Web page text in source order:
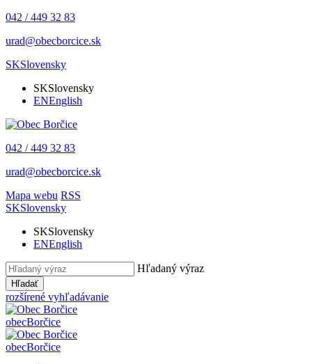
042 / 449 32 83
urad@obecborcice.sk
SKSlovensky
SKSlovensky
ENEnglish
042 / 449 32 83
urad@obecborcice.sk
Mapa webu RSS
SKSlovensky
SKSlovensky
ENEnglish
Hľadaný výraz
Hľadať
rozšírené vyhľadávanie
obecBorčice
obecBorčice